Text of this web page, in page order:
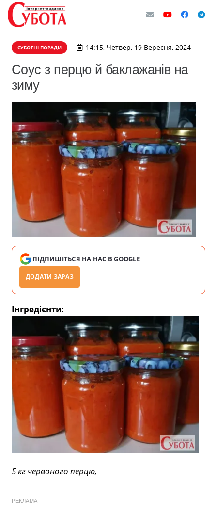
СУБОТНІ ПОРАДИ 14:15, Четвер, 19 Вересня, 2024
Соус з перцю й баклажанів на
зиму
ПІДПИШІТЬСЯ НА НАС В GOOGLE
ДОДАТИ ЗАРАЗ
Інгредієнти:
5 кг червоного перцю,
РЕКЛАМА